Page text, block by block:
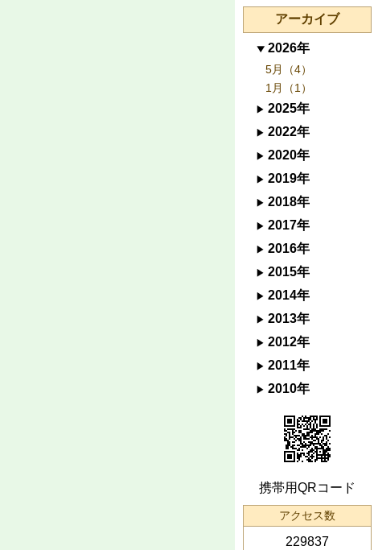
アーカイブ
2026年
5月（4）
1月（1）
2025年
2022年
2020年
2019年
2018年
2017年
2016年
2015年
2014年
2013年
2012年
2011年
2010年
携帯用QRコード
アクセス数
229837